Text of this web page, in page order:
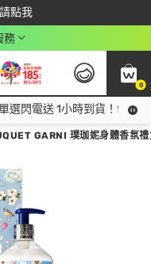
點我
$350
務
0
選閃電送 1小時到貨！領神
GARNI 璞珈妮身體香氛